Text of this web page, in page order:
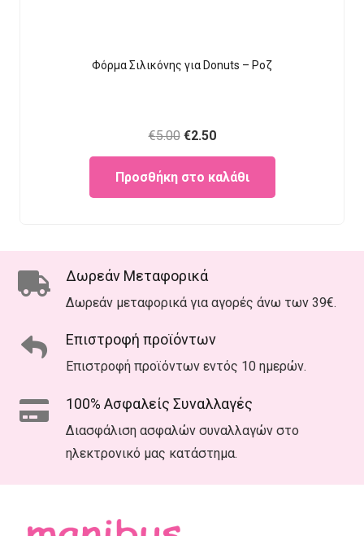
Φόρμα Σιλικόνης για Donuts – Ροζ
€5.00 Original
price
was:
€2.50Current
price
is:
Προσθήκη στο καλάθι
Δωρεάν Μεταφορικά
Δωρεάν μεταφορικά για αγορές άνω των 39€.
Επιστροφή προϊόντων
Επιστροφή προϊόντων εντός 10 ημερών.
100% Ασφαλείς Συναλλαγές
Διασφάλιση ασφαλών συναλλαγών στο
ηλεκτρονικό μας κατάστημα.